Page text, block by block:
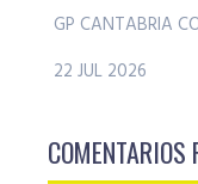
GP CANTABRIA
22 JUL 2026
COMENTARIOS